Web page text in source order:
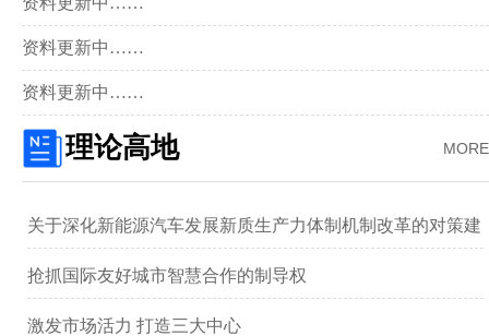
资料更新中……
资料更新中……
MORE
理论高地
关于深化新能源汽车发展新质生产力体制机制改革的对策建
议 ——以广汽集团为例
抢抓国际友好城市智慧合作的制导权
激发市场活力 打造三大中心